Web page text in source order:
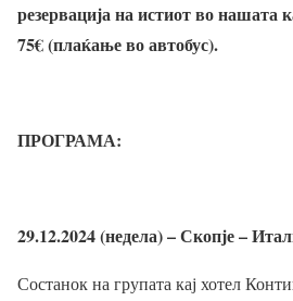
резервација на истиот во нашата
75€ (плаќање во автобус).
ПРОГРАМА:
29.12.2024 (недела) – Скопје –
Состанок на групата кај хотел